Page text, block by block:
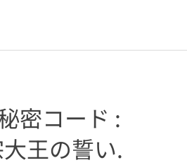
密コード :
王の誓い.